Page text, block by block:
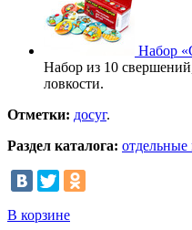
Набор
Набор из 10
ловкости.
Отметки: досуг.
Раздел каталога:
В корзине